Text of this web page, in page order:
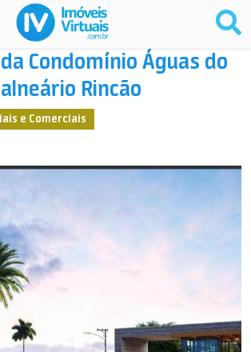
Condomínio Águas do
Rincão
e Comerciais